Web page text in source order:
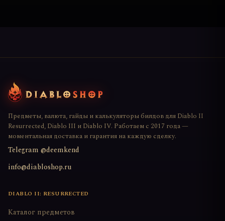
Предметы, валюта, гайды и калькуляторы билдов для Diablo II
Resurrected, Diablo III и Diablo IV. Работаем с 2017 года —
моментальная доставка и гарантия на каждую сделку.
Telegram @deemkend
info@diabloshop.ru
DIABLO II: RESURRECTED
Каталог предметов